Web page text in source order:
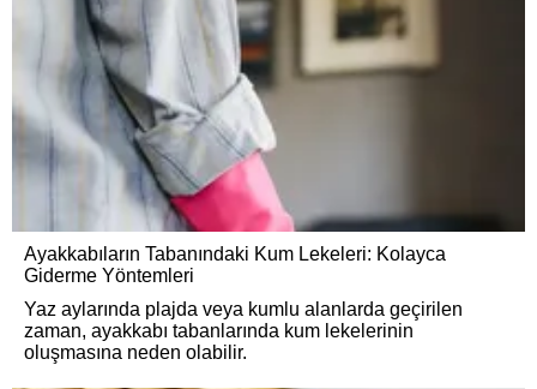
Ayakkabıların Tabanındaki Kum Lekeleri: Kolayca
Giderme Yöntemleri
Yaz aylarında plajda veya kumlu alanlarda geçirilen
zaman, ayakkabı tabanlarında kum lekelerinin
oluşmasına neden olabilir.